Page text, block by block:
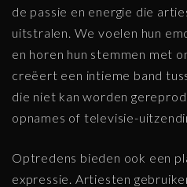
de passie en energie die
uitstralen. We voelen hun
en horen hun stemmen met
creëert een intieme band
die niet kan worden
opnames of televisie-
Optredens bieden ook een
expressie. Artiesten